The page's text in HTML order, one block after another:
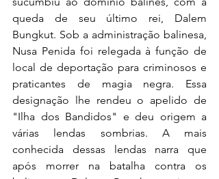
queda de seu último rei, Dalem
Bungkut. Sob a administração balinesa,
Nusa Penida foi relegada à função de
local de deportação para criminosos e
praticantes de magia negra. Essa
designação lhe rendeu o apelido de
"Ilha dos Bandidos" e deu origem a
várias lendas sombrias. A mais
conhecida dessas lendas narra que
após morrer na batalha contra os